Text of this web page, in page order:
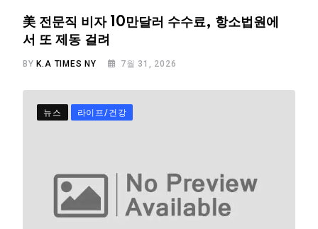
美 전문직 비자 10만달러 수수료, 항소법원에
서 또 제동 걸려
BY K.A TIMES NY 7월 31, 2026
뉴스 라이프/건강